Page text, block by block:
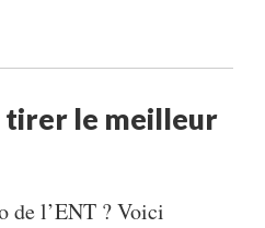
tirer le meilleur
de l’ENT ? Voici